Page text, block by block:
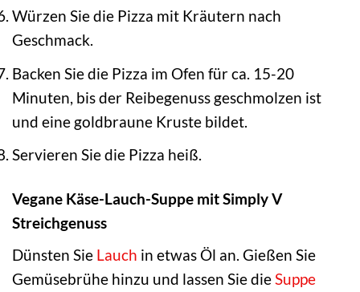
Würzen Sie die Pizza mit Kräutern nach
Geschmack.
Backen Sie die Pizza im Ofen für ca. 15-20
Minuten, bis der Reibegenuss geschmolzen ist
und eine goldbraune Kruste bildet.
Servieren Sie die Pizza heiß.
Vegane Käse-Lauch-Suppe mit Simply V
Streichgenuss
Dünsten Sie Lauch in etwas Öl an. Gießen Sie
Gemüsebrühe hinzu und lassen Sie dieSuppe